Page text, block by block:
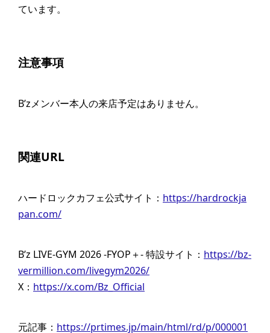
ています。
注意事項
B’zメンバー本人の来店予定はありません。
関連URL
ハードロックカフェ公式サイト： https://hardrockja
pan.com/
B’z LIVE-GYM 2026 -FYOP＋- 特設サイト： https://bz-
vermillion.com/livegym2026/
X： https://x.com/Bz_Official
元記事： https://prtimes.jp/main/html/rd/p/000001